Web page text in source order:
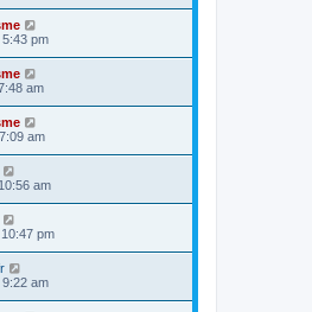
pm
am
am
am
pm
am